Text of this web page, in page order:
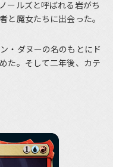
ールズと呼ばれる岩がち
と魔女たちに出会った。
・ダヌーの名のもとにド
た。そして二年後、カテ